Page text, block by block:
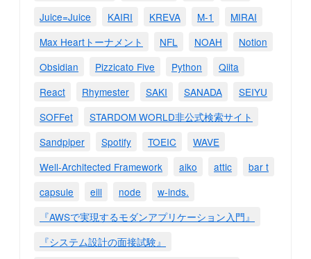
Juice=Juice
KAIRI KREVA M-1
MIRAI
Max Heartトーナメント
NFL NOAH
Notion
Obsidian
Pizzicato Five Python
Qiita
React
Rhymester SAKI SANADA
SEIYU
SOFFet
STARDOM WORLD非公式検索サイト
Sandpiper
Spotify TOEIC
WAVE
Well-Architected Framework
aiko attic
bar t
capsule
eill node
w-inds.
『AWSで実現するモダンアプリケーション入門』
『システム設計の面接試験』